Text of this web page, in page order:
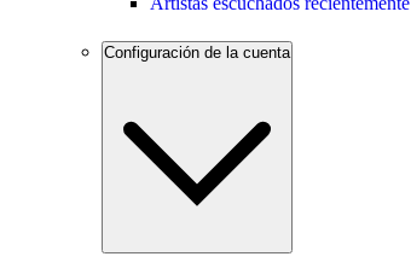
Configuración de la cuenta